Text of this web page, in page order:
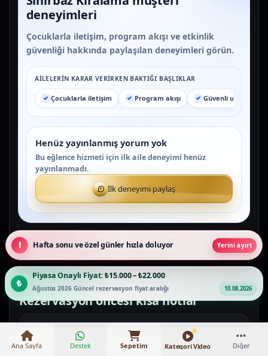
deneyimleri
Çocuklarla iletişim, program akışı ve etkinlik
güvenliği hakkında paylaşılan deneyimleri görün.
AILELERIN KARAR VERIRKEN BAKTIĞI BAŞLIKLAR
Çocuklarla iletişim Program akışı Güvenli uygulama
Henüz yayınlanmış yorum yok
Bu eğlence hizmeti için ilk aile deneyimi henüz
yayınlanmadı.
İlk deneyimi paylaş
Rezervasyon öncesi kısa notlar
Mekan tipi
Ev, site salonu, okul ve sahne alanları farklı akış
Piyasa Onaylı Fiyat:₺15.000 – ₺22.000
Ağustos 2026 Güncel rezervasyon fiyat aralığı 10.08.2026
Hafta sonu ve özel günler hızla doluyor Yerini ayırt
Ana Sayfa Destek Sepetim Kategori Video Diğer